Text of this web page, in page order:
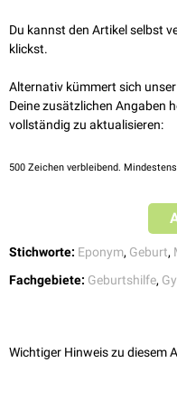
Die Rotation erfolgt
kann mit anderen Techniken
Version, das sogenannte
bei welchem der Druck auf die
ausgeübt wird.
Charles Woods - Life in the
Du kannst den Artikel selbst
klickst.
Alternativ kümmert sich
Deine zusätzlichen Angaben
vollständig zu aktualisieren:
500 Zeichen verbleibend.
Stichworte: Eponym, Geburt,
Fachgebiete: Geburtshilfe,
Wichtiger Hinweis zu diesem